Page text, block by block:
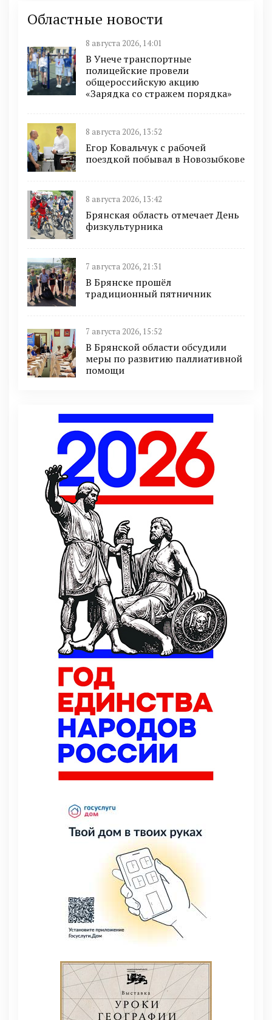
Областные новости
8 августа 2026, 14:01
В Унече транспортные
полицейские провели
общероссийскую акцию
«Зарядка со стражем порядка»
8 августа 2026, 13:52
Егор Ковальчук с рабочей
поездкой побывал в Новозыбкове
8 августа 2026, 13:42
Брянская область отмечает День
физкультурника
7 августа 2026, 21:31
В Брянске прошёл
традиционный пятничник
7 августа 2026, 15:52
В Брянской области обсудили
меры по развитию паллиативной
помощи